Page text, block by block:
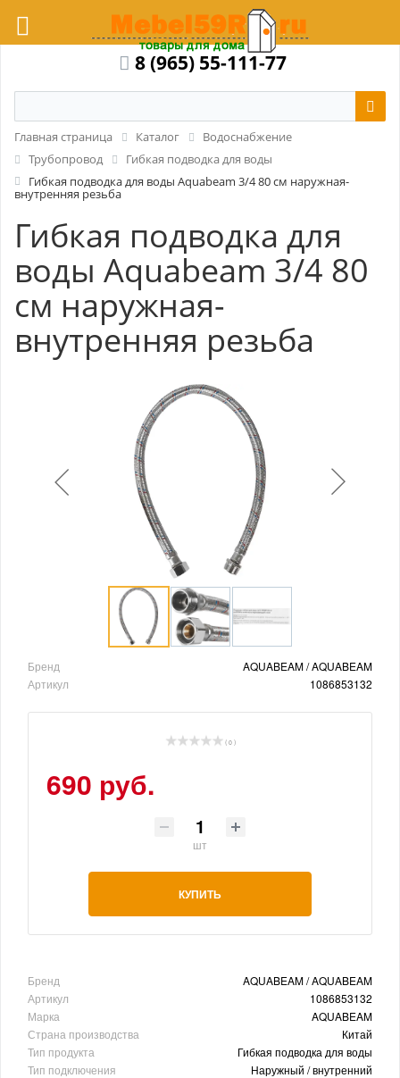
8 (965) 55-111-77
Главная страница Каталог
Водоснабжение
Трубопровод
Гибкая подводка для воды
Гибкая подводка для воды Aquabeam 3/4 80 см наружная-
внутренняя резьба
Гибкая подводка для
воды Aquabeam 3/4 80
см наружная-
внутренняя резьба
Бренд
AQUABEAM / AQUABEAM
Артикул
1086853132
( 0 )
690 руб.
шт
КУПИТЬ
Бренд
AQUABEAM / AQUABEAM
Артикул
1086853132
Марка
AQUABEAM
Страна производства
Китай
Тип продукта
Гибкая подводка для воды
Тип подключения
Наружный / внутренний